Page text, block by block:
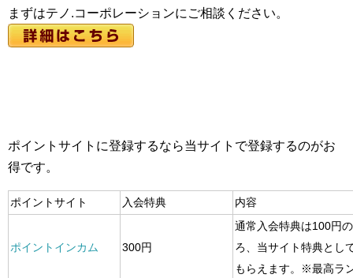
まずはテノ.コーポレーションにご相談ください。
ポイントサイトに登録するなら当サイトで登録するのがお
得です。
ポイントサイト 入会特典 内容
ポイントインカム 300円
通常入会特典は100円
ろ、当サイト特典とし
もらえます。※最高ラ